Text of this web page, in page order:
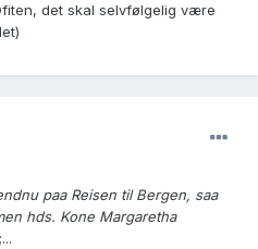
det skal selvfølgelig være
paa Reisen til Bergen, saa
hds. Kone Margaretha
;...